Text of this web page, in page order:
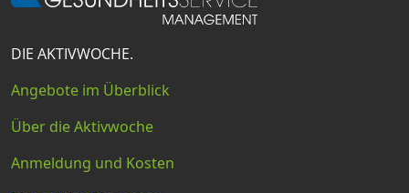
DIE AKTIVWOCHE.
Angebote im Überblick
Über die Aktivwoche
Anmeldung und Kosten